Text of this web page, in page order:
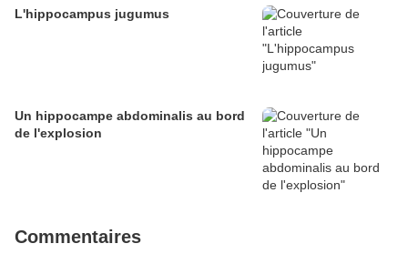
L'hippocampus jugumus
Un hippocampe abdominalis au bord
de l'explosion
Commentaires